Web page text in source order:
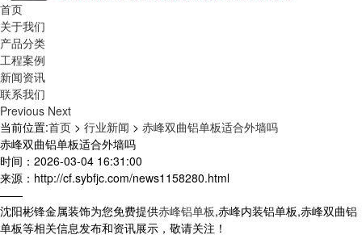
首页
关于我们
产品分类
工程案例
新闻资讯
联系我们
Previous Next
当前位置:首页 > 行业新闻 > 赤峰双曲铝单板适合外墙吗
赤峰双曲铝单板适合外墙吗
时间：2026-03-04 16:31:00
来源：http://cf.sybfjc.com/news1158280.html
——
沈阳彬锋金属装饰为您免费提供赤峰铝单板,赤峰内装铝单板,赤峰双曲铝
单板等相关信息发布和资讯展示，敬请关注！